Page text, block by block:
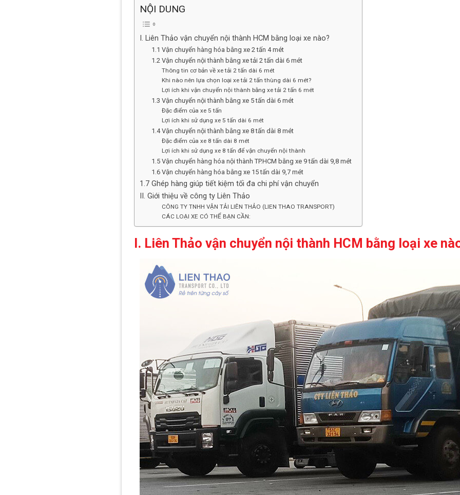
NỘI DUNG
I. Liên Thảo vận chuyển nội thành HCM bằng loại xe nào?
1.1 Vận chuyển hàng hóa bằng xe 2 tấn 4 mét
1.2 Vận chuyển nội thành bằng xe tải 2 tấn dài 6 mét
Thông tin cơ bản về xe tải 2 tấn dài 6 mét
Khi nào nên lựa chọn loại xe tải 2 tấn thùng dài 6 mét?
Lợi ích khi vận chuyển nội thành bằng xe tải 2 tấn 6 mét
1.3 Vận chuyển nội thành bằng xe 5 tấn dài 6 mét
Đặc điểm của xe 5 tấn
Lợi ích khi sử dụng xe 5 tấn dài 6 mét
1.4 Vận chuyển nội thành bằng xe 8 tấn dài 8 mét
Đặc điểm của xe 8 tấn dài 8 mét
Lợi ích khi sử dụng xe 8 tấn để vận chuyển nội thành
1.5 Vận chuyển hàng hóa nội thành TP.HCM bằng xe 9 tấn dài 9,8 mét
1.6 Vận chuyển hàng hóa bằng xe 15 tấn dài 9,7 mét
1.7 Ghép hàng giúp tiết kiệm tối đa chi phí vận chuyển
II. Giới thiệu về công ty Liên Thảo
CÔNG TY TNHH VẬN TẢI LIÊN THẢO (LIEN THAO TRANSPORT)
CÁC LOẠI XE CÓ THỂ BẠN CẦN:
I. Liên Thảo vận chuyển nội thành HCM bằng loại xe